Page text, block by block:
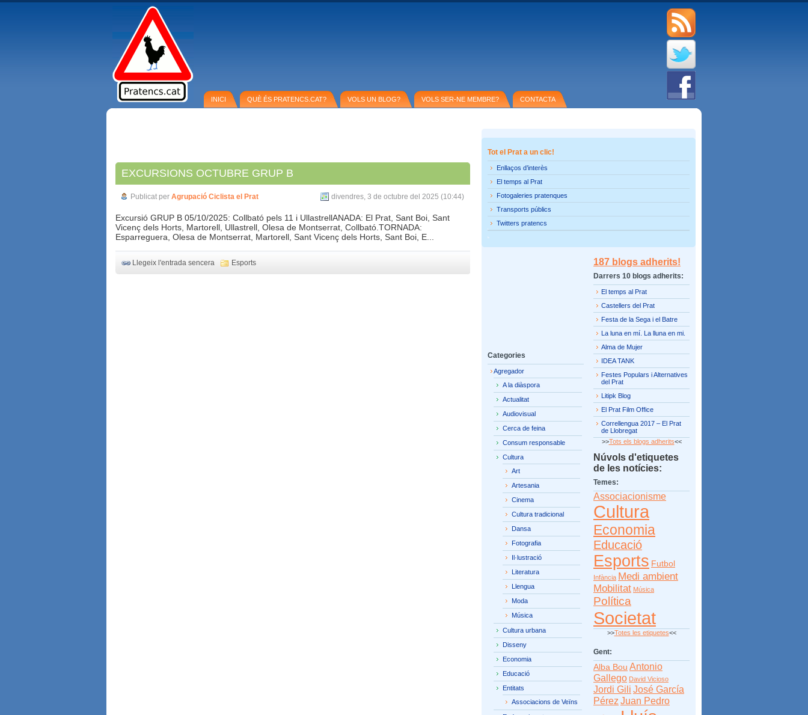
INICI QUÈ ÉS PRATENCS.CAT? VOLS UN BLOG? VOLS SER-NE MEMBRE? CONTACTA
EXCURSIONS OCTUBRE GRUP B
Publicat per Agrupació Ciclista el Prat divendres, 3 de octubre del 2025 (10:44)
Excursió GRUP B 05/10/2025: Collbató pels 11 i UllastrellANADA: El Prat, Sant Boi, Sant
Vicenç dels Horts, Martorell, Ullastrell, Olesa de Montserrat, Collbató.TORNADA:
Esparreguera, Olesa de Montserrat, Martorell, Sant Vicenç dels Horts, Sant Boi, E...
Llegeix l'entrada sencera Esports
Tot el Prat a un clic!
Enllaços d’interès
El temps al Prat
Fotogaleries pratenques
Transports públics
Twitters pratencs
Categories
Agregador
A la diàspora
Actualitat
Audiovisual
Cerca de feina
Consum responsable
Cultura
Art
Artesania
Cinema
Cultura tradicional
Dansa
Fotografia
Il·lustració
Literatura
Llengua
Moda
Música
Cultura urbana
Disseny
Economia
Educació
Entitats
Associacions de Veïns
187 blogs adherits!
Darrers 10 blogs adherits:
El temps al Prat
Castellers del Prat
Festa de la Sega i el Batre
La luna en mí. La lluna en mi.
Alma de Mujer
IDEA TANK
Festes Populars i Alternatives
del Prat
Litipk Blog
El Prat Film Office
Correllengua 2017 – El Prat
de Llobregat
>>Tots els blogs adherits<<
Núvols d'etiquetes
de les notícies:
Temes:
Associacionisme
Cultura
Economia
Educació
Esports Futbol
Infància Medi ambient
Mobilitat Música
Política
Societat
>>Totes les etiquetes<<
Gent:
Alba Bou Antonio
Gallego David Vicioso
Jordi Gili José García
Pérez Juan Pedro